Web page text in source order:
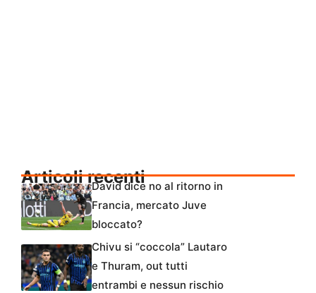
Articoli recentiDavid dice no al ritorno in
Francia, mercato Juve
bloccato?
Chivu si “coccola” Lautaro
e Thuram, out tutti
entrambi e nessun rischio